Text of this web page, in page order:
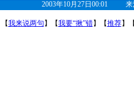
2003年10月27日00:01 来
我来说两句 】【我要“揪”错】【推荐】